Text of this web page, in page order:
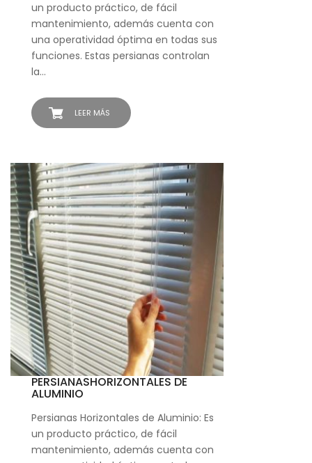
LEER MÁS
un producto práctico, de fácil
mantenimiento, además cuenta con
una operatividad óptima en todas sus
funciones. Estas persianas controlan
la…
PERSIANASHORIZONTALES DE
ALUMINIO
Persianas Horizontales de Aluminio: Es
un producto práctico, de fácil
mantenimiento, además cuenta con